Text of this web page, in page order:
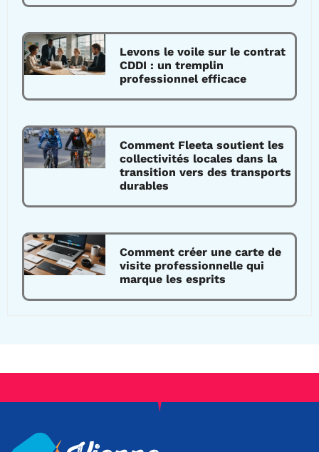
Levons le voile sur le contrat
CDDI : un tremplin
professionnel efficace
Comment Fleeta soutient les
collectivités locales dans la
transition vers des transports
durables
Comment créer une carte de
visite professionnelle qui
marque les esprits